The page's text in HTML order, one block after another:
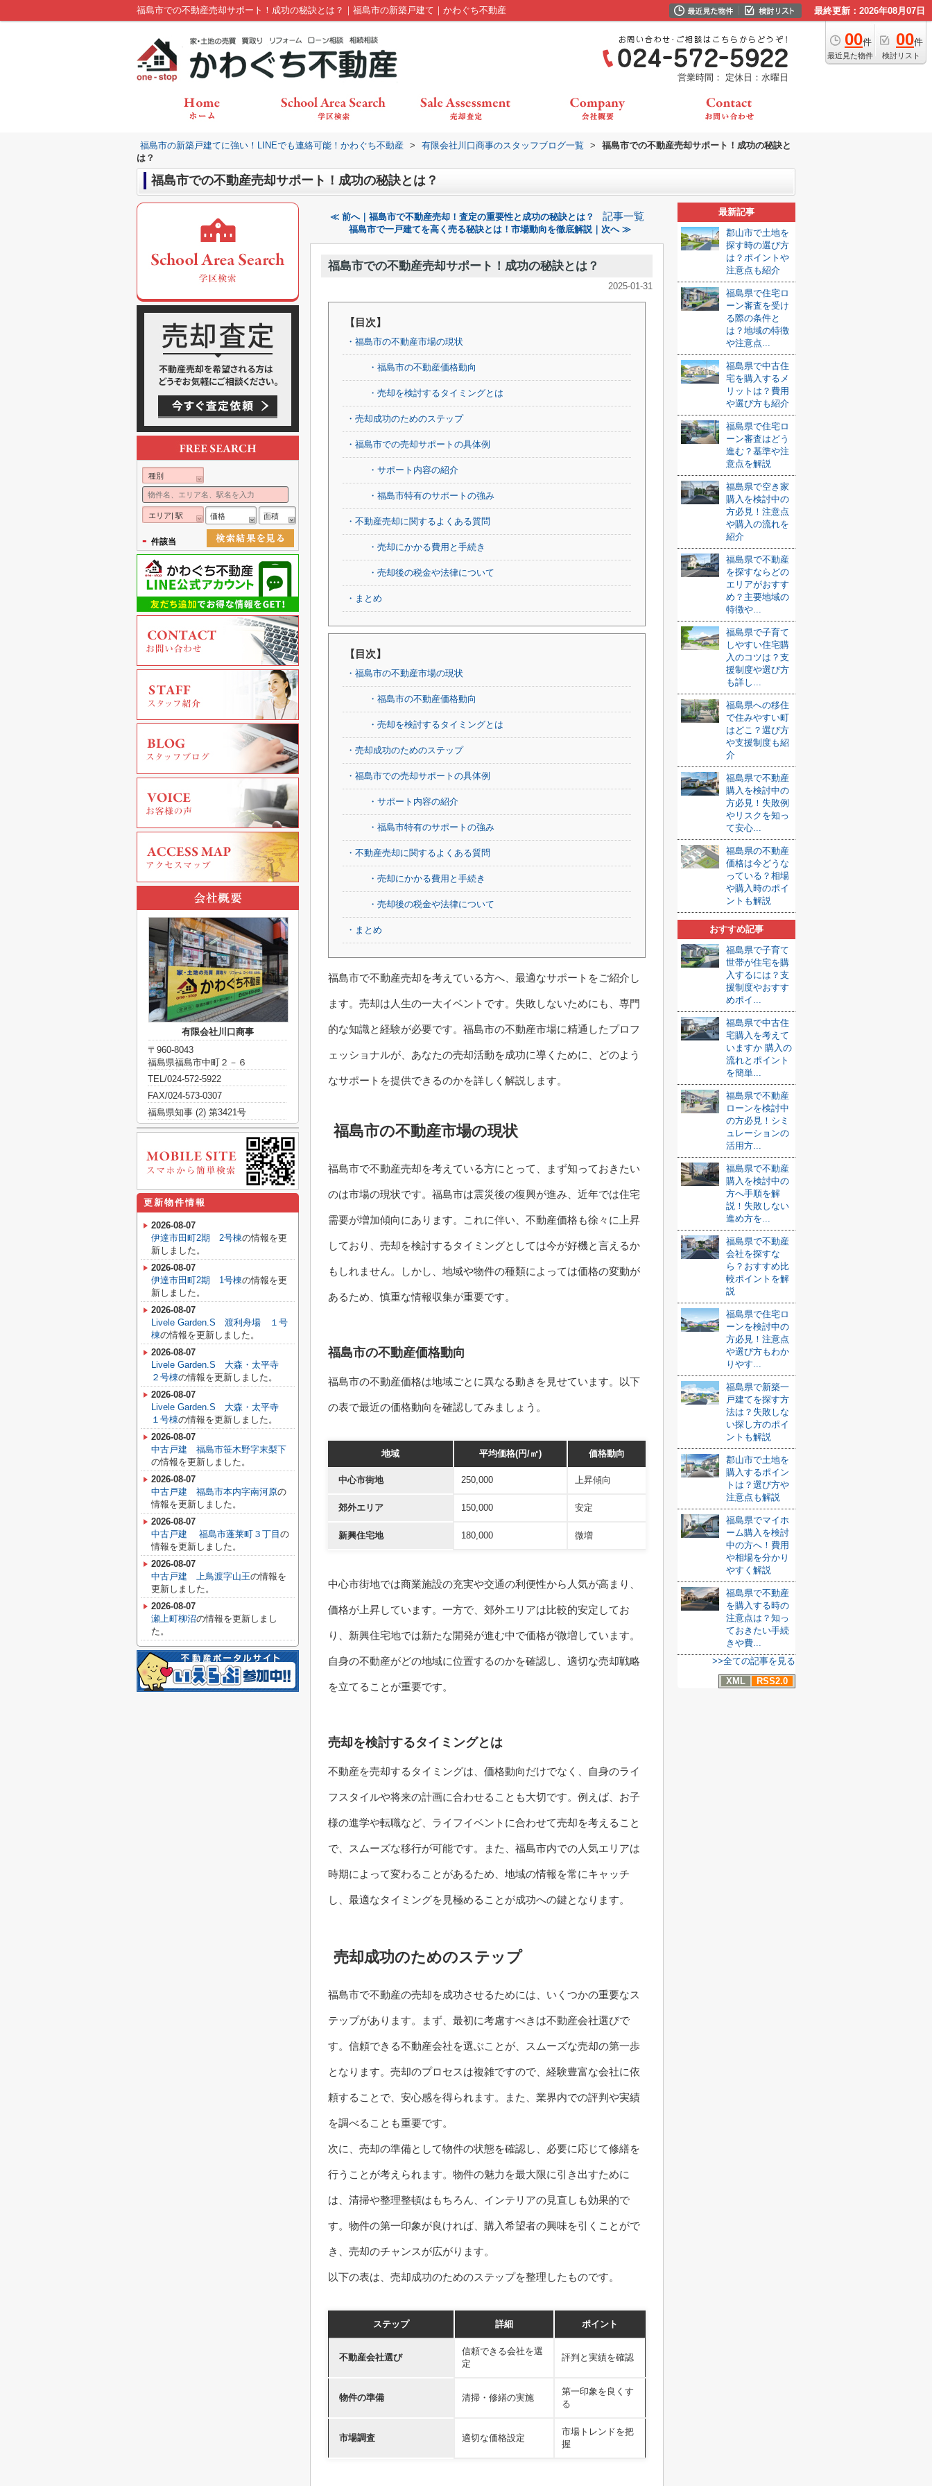
福島市での不動産売却サポート！成功の秘訣とは？｜福島市の新築戸建て｜かわぐち不動産 最終更新：2026年08月07日
00件
最近見た物件
00件
検討リスト
営業時間： 定休日：水曜日
福島市の新築戸建てに強い！LINEでも連絡可能！かわぐち不動産 > 有限会社川口商事のスタッフブログ一覧 >
福島市での不動産売却サポート！成功の秘訣と
は？
福島市での不動産売却サポート！成功の秘訣とは？
≪ 前へ｜福島市で不動産売却！査定の重要性と成功の秘訣とは？ 記事一覧
福島市で一戸建てを高く売る秘訣とは！市場動向を徹底解説｜次へ ≫
福島市での不動産売却サポート！成功の秘訣とは？
2025-01-31
【目次】
・福島市の不動産市場の現状
・福島市の不動産価格動向
・売却を検討するタイミングとは
・売却成功のためのステップ
・福島市での売却サポートの具体例
・サポート内容の紹介
・福島市特有のサポートの強み
・不動産売却に関するよくある質問
・売却にかかる費用と手続き
・売却後の税金や法律について
・まとめ
【目次】
・福島市の不動産市場の現状
・福島市の不動産価格動向
・売却を検討するタイミングとは
・売却成功のためのステップ
・福島市での売却サポートの具体例
・サポート内容の紹介
・福島市特有のサポートの強み
・不動産売却に関するよくある質問
・売却にかかる費用と手続き
・売却後の税金や法律について
・まとめ
福島市で不動産売却を考えている方へ、最適なサポートをご紹介し
ます。売却は人生の一大イベントです。失敗しないためにも、専門
的な知識と経験が必要です。福島市の不動産市場に精通したプロフ
ェッショナルが、あなたの売却活動を成功に導くために、どのよう
なサポートを提供できるのかを詳しく解説します。
福島市の不動産市場の現状
福島市で不動産売却を考えている方にとって、まず知っておきたい
のは市場の現状です。福島市は震災後の復興が進み、近年では住宅
需要が増加傾向にあります。これに伴い、不動産価格も徐々に上昇
しており、売却を検討するタイミングとしては今が好機と言えるか
もしれません。しかし、地域や物件の種類によっては価格の変動が
あるため、慎重な情報収集が重要です。
福島市の不動産価格動向
福島市の不動産価格は地域ごとに異なる動きを見せています。以下
の表で最近の価格動向を確認してみましょう。
地域 平均価格(円/㎡) 価格動向
中心市街地 250,000 上昇傾向
郊外エリア 150,000 安定
新興住宅地 180,000 微増
中心市街地では商業施設の充実や交通の利便性から人気が高まり、
価格が上昇しています。一方で、郊外エリアは比較的安定してお
り、新興住宅地では新たな開発が進む中で価格が微増しています。
自身の不動産がどの地域に位置するのかを確認し、適切な売却戦略
を立てることが重要です。
売却を検討するタイミングとは
不動産を売却するタイミングは、価格動向だけでなく、自身のライ
フスタイルや将来の計画に合わせることも大切です。例えば、お子
様の進学や転職など、ライフイベントに合わせて売却を考えること
で、スムーズな移行が可能です。また、福島市内での人気エリアは
時期によって変わることがあるため、地域の情報を常にキャッチ
し、最適なタイミングを見極めることが成功への鍵となります。
売却成功のためのステップ
福島市で不動産の売却を成功させるためには、いくつかの重要なス
テップがあります。まず、最初に考慮すべきは不動産会社選びで
す。信頼できる不動産会社を選ぶことが、スムーズな売却の第一歩
となります。売却のプロセスは複雑ですので、経験豊富な会社に依
頼することで、安心感を得られます。また、業界内での評判や実績
を調べることも重要です。
次に、売却の準備として物件の状態を確認し、必要に応じて修繕を
行うことが考えられます。物件の魅力を最大限に引き出すために
は、清掃や整理整頓はもちろん、インテリアの見直しも効果的で
す。物件の第一印象が良ければ、購入希望者の興味を引くことがで
き、売却のチャンスが広がります。
以下の表は、売却成功のためのステップを整理したものです。
ステップ 詳細 ポイント
不動産会社選び
信頼できる会社を選
定
評判と実績を確認
物件の準備 清掃・修繕の実施
第一印象を良くす
る
市場調査 適切な価格設定
市場トレンドを把
握
最新記事
郡山市で土地を
探す時の選び方
は？ポイントや
注意点も紹介
福島県で住宅ロ
ーン審査を受け
る際の条件と
は？地域の特徴
や注意点...
福島県で中古住
宅を購入するメ
リットは？費用
や選び方も紹介
福島県で住宅ロ
ーン審査はどう
進む？基準や注
意点を解説
福島県で空き家
購入を検討中の
方必見！注意点
や購入の流れを
紹介
福島県で不動産
を探すならどの
エリアがおすす
め？主要地域の
特徴や...
福島県で子育て
しやすい住宅購
入のコツは？支
援制度や選び方
も詳し...
福島県への移住
で住みやすい町
はどこ？選び方
や支援制度も紹
介
福島県で不動産
購入を検討中の
方必見！失敗例
やリスクを知っ
て安心...
福島県の不動産
価格は今どうな
っている？相場
や購入時のポイ
ントも解説
おすすめ記事
福島県で子育て
世帯が住宅を購
入するには？支
援制度やおすす
めポイ...
福島県で中古住
宅購入を考えて
いますか 購入の
流れとポイント
を簡単...
福島県で不動産
ローンを検討中
の方必見！シミ
ュレーションの
活用方...
福島県で不動産
購入を検討中の
方へ手順を解
説！失敗しない
進め方を...
福島県で不動産
会社を探すな
ら？おすすめ比
較ポイントを解
説
福島県で住宅ロ
ーンを検討中の
方必見！注意点
や選び方もわか
りやす...
福島県で新築一
戸建てを探す方
法は？失敗しな
い探し方のポイ
ントも解説
郡山市で土地を
購入するポイン
トは？選び方や
注意点も解説
福島県でマイホ
ーム購入を検討
中の方へ！費用
や相場を分かり
やすく解説
福島県で不動産
を購入する時の
注意点は？知っ
ておきたい手続
きや費...
>>全ての記事を見る
XML
RSS2.0
種別
エリア| 駅 価格 面積
- 件該当
有限会社川口商事
〒960-8043
福島県福島市中町２－６
TEL/024-572-5922
FAX/024-573-0307
福島県知事 (2) 第3421号
更新物件情報
2026-08-07
伊達市田町2期 2号棟の情報を更
新しました。
2026-08-07
伊達市田町2期 1号棟の情報を更
新しました。
2026-08-07
Livele Garden.S 渡利舟場 １号
棟の情報を更新しました。
2026-08-07
Livele Garden.S 大森・太平寺
２号棟の情報を更新しました。
2026-08-07
Livele Garden.S 大森・太平寺
１号棟の情報を更新しました。
2026-08-07
中古戸建 福島市笹木野字末梨下
の情報を更新しました。
2026-08-07
中古戸建 福島市本内字南河原の
情報を更新しました。
2026-08-07
中古戸建 福島市蓬莱町３丁目 の
情報を更新しました。
2026-08-07
中古戸建 上鳥渡字山王の情報を
更新しました。
2026-08-07
瀬上町柳沼の情報を更新しまし
た。